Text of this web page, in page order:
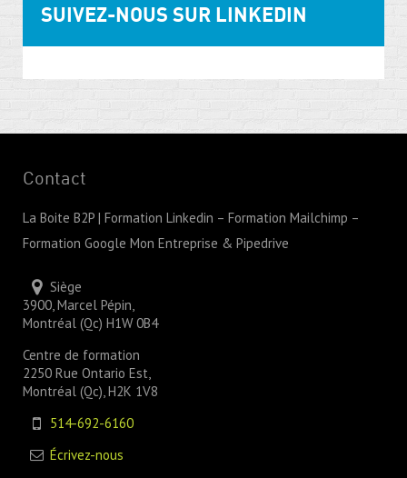
SUIVEZ-NOUS SUR LINKEDIN
Contact
La Boite B2P | Formation Linkedin – Formation Mailchimp –
Formation Google Mon Entreprise & Pipedrive
Siège
3900, Marcel Pépin,
Montréal (Qc) H1W 0B4
Centre de formation
2250 Rue Ontario Est,
Montréal (Qc), H2K 1V8
514-692-6160
Écrivez-nous